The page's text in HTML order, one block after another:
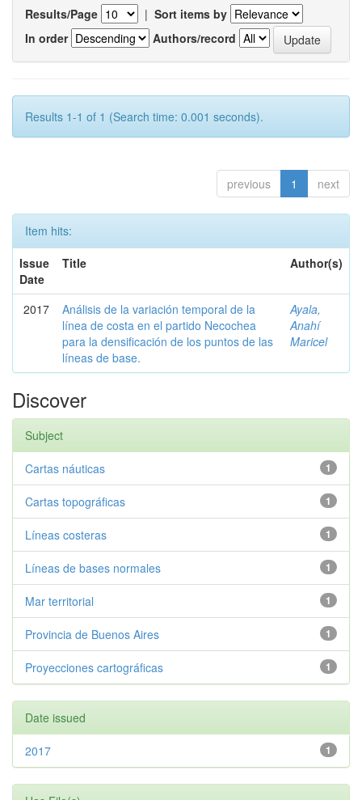
Results/Page | Sort items by
In order
Authors/record
Results 1-1 of 1 (Search time: 0.001 seconds).
previous 1 next
Item hits:
Issue
Date
Title Author(s)
2017
Análisis de la variación temporal de la
línea de costa en el partido Necochea
para la densificación de los puntos de las
líneas de base.
Ayala,
Anahí
Maricel
Discover
Subject
1
Cartas náuticas
1
Cartas topográficas
1
Líneas costeras
1
Líneas de bases normales
1
Mar territorial
1
Provincia de Buenos Aires
1
Proyecciones cartográficas
Date issued
1
2017